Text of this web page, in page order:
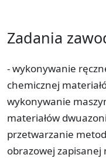
Zadania
- wykonywanie
chemicznej
wykonywanie
materiałów
przetwarzanie
obrazowej